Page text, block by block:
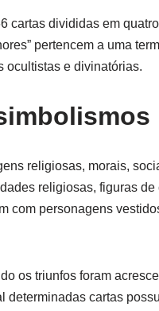
cartas divididas em
pertencem a uma
ocultistas e divinatórias.
religiosas, morais,
religiosas, figuras
com personagens
os triunfos foram
determinadas cartas